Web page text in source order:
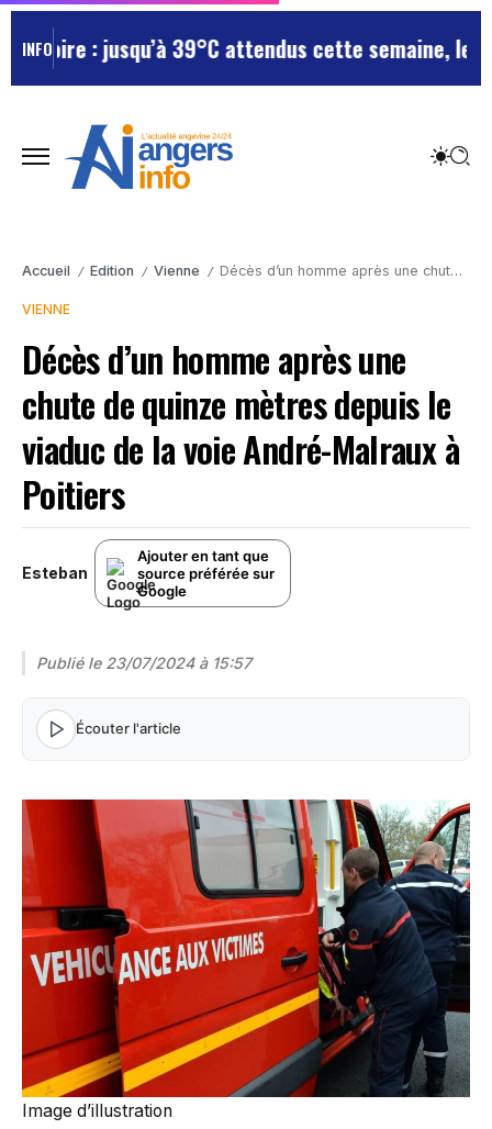
INFO: jusqu’à 39°C attendus cette semaine, le
Accueil / Edition / Vienne / Décès d’un homme après une chute de quinze mètres depuis le viaduc de la voie André-Malraux à Poitiers
VIENNE
Décès d’un homme après une
chute de quinze mètres depuis le
viaduc de la voie André-Malraux à
Poitiers
Esteban
Ajouter en tant que
source préférée sur
Google
Publié le 23/07/2024 à 15:57
Écouter l'article
Image d’illustration